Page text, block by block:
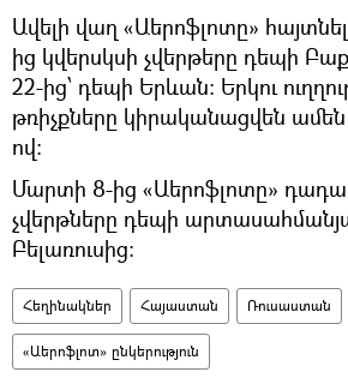
Ավելի վաղ «Աերոֆլոտը»
ից կվերսկսի չվերթերը դեպի
22-ից՝ դեպի Երևան: Երկու
թռիչքները կիրականացվեն ամեն
ով։
Մարտի 8-ից «Աերոֆլոտը»
չվերթները դեպի
Բելառուսից։
Հեղինակներ Հայաստան Ռուսաստան
«Աերոֆլոտ» ընկերություն